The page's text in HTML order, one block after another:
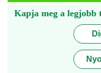
Kapja meg a legjobb